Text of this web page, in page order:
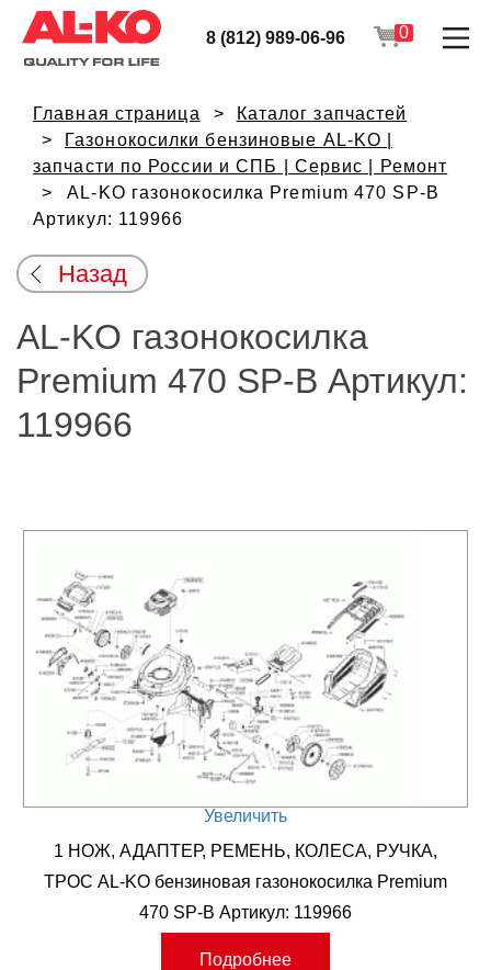
8 (812) 989-06-96 0
Главная страница
Каталог запчастей
Газонокосилки бензиновые AL-KO |
запчасти по России и СПБ | Сервис | Ремонт
AL-KO газонокосилка Premium 470 SP-B
Артикул: 119966
Назад
AL-KO газонокосилка
Premium 470 SP-B Артикул:
119966
Увеличить
1 НОЖ, АДАПТЕР, РЕМЕНЬ, КОЛЕСА, РУЧКА,
ТРОС AL-KO бензиновая газонокосилка Premium
470 SP-B Артикул: 119966
Подробнее